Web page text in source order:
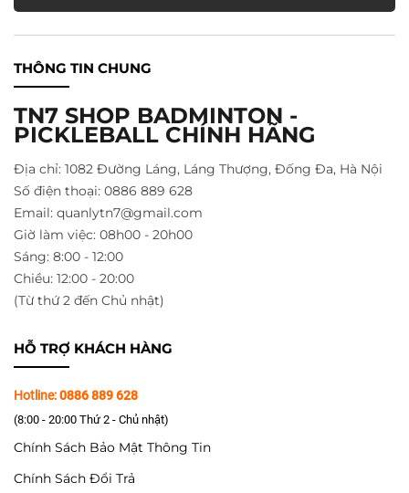
THÔNG TIN CHUNG
TN7 SHOP BADMINTON -
PICKLEBALL CHÍNH HÃNG
Địa chỉ: 1082 Đường Láng, Láng Thượng, Đống Đa, Hà Nội
Số điện thoại: 0886 889 628
Email: quanlytn7@gmail.com
Giờ làm việc: 08h00 - 20h00
Sáng: 8:00 - 12:00
Chiều: 12:00 - 20:00
(Từ thứ 2 đến Chủ nhật)
HỖ TRỢ KHÁCH HÀNG
Hotline:0886 889 628
(8:00 - 20:00 Thứ 2 - Chủ nhật)
Chính Sách Bảo Mật Thông Tin
Chính Sách Đổi Trả